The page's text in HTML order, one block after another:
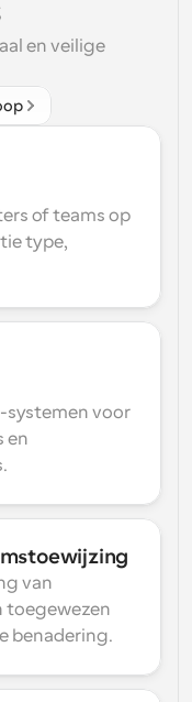
en veilige
of teams op
type,
systemen voor
en
van
toegewezen
benadering.